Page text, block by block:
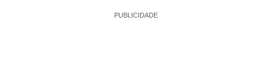
PUBLICIDADE